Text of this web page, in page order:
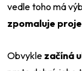
vedle toho má
zpomaluje
Obvykle začíná